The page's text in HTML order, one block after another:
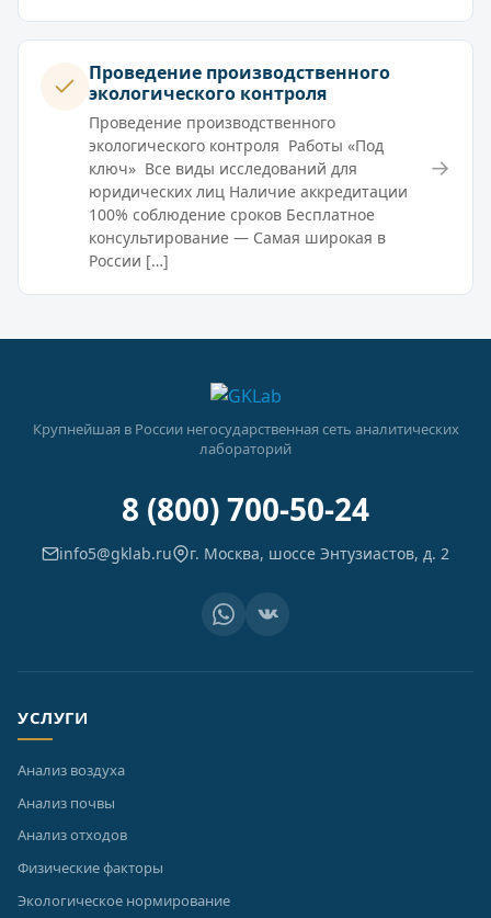
Проведение производственного
экологического контроля
Проведение производственного
экологического контроля Работы «Под
ключ» Все виды исследований для
юридических лиц Наличие аккредитации
100% соблюдение сроков Бесплатное
консультирование — Самая широкая в
России […]
→
Крупнейшая в России негосударственная сеть аналитических
лабораторий
8 (800) 700-50-24
info5@gklab.ru г. Москва, шоссе Энтузиастов, д. 2
УСЛУГИ
Анализ воздуха
Анализ почвы
Анализ отходов
Физические факторы
Экологическое нормирование